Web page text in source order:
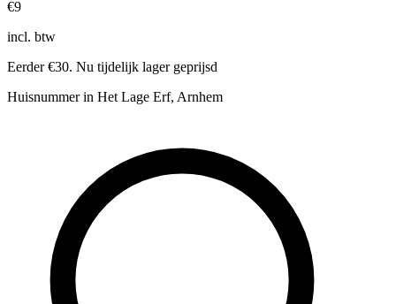
€9
incl. btw
Eerder €30. Nu tijdelijk lager geprijsd
Huisnummer in Het Lage Erf, Arnhem